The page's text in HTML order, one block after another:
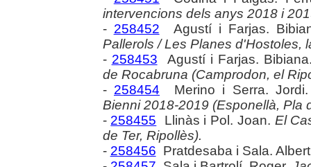
intervencions dels anys 2018 i
- 258452 Agustí i Farjas.
Pallerols / Les Planes d'Hostoles,
- 258453 Agustí i Farjas.
de Rocabruna (Camprodon, el
- 258454 Merino i Serra.
Bienni 2018-2019 (Esponellà, Pla
- 258455 Llinàs i Pol. Joan. El
de Ter, Ripollès).
- 258456 Pratdesaba i Sala.